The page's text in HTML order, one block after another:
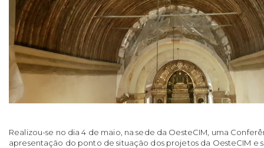
Realizou-se no dia 4 de maio, na sede da OesteCIM, uma
apresentação do ponto de situação dos projetos da OesteCIM e